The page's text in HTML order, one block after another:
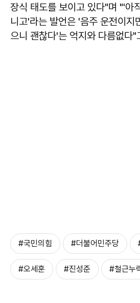
장식 태도를 보이고 있다"며 "'아
니고'라는 발언은 '음주 운전이지
으니 괜찮다'는 억지와 다름없다"
#국민의힘 #더불어민주당
#오세훈 #진성준 #철근누